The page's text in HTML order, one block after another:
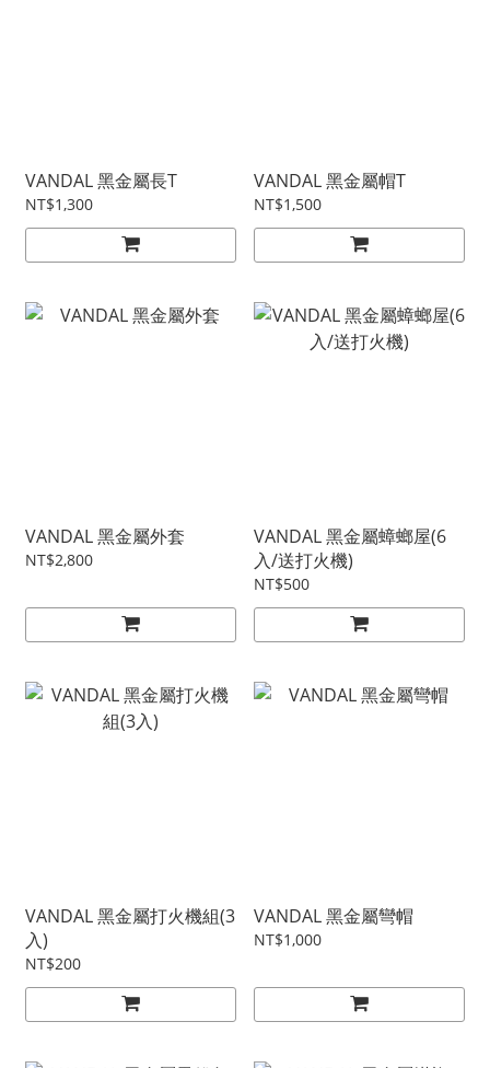
VANDAL 黑金屬長T
NT$1,300
VANDAL 黑金屬帽T
NT$1,500
VANDAL 黑金屬外套
NT$2,800
VANDAL 黑金屬蟑螂屋(6
入/送打火機)
NT$500
VANDAL 黑金屬打火機組(3
入)
NT$200
VANDAL 黑金屬彎帽
NT$1,000